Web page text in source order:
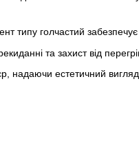
типу голчастий
та захист від
надаючи естетичний